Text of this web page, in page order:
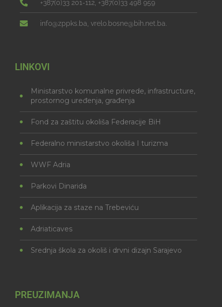
+387(0)33 201-112, +387(0)33 498 959
info@zppks.ba, vrelo.bosne@bih.net.ba.
LINKOVI
Ministarstvo komunalne privrede, infrastructure,
prostornog uređenja, građenja
Fond za zaštitu okoliša Federacije BiH
Federalno ministarstvo okoliša I turizma
WWF Adria
Parkovi Dinarida
Aplikacija za staze na Trebeviću
Adriaticaves
Srednja škola za okoliš i drvni dizajn Sarajevo
PREUZIMANJA